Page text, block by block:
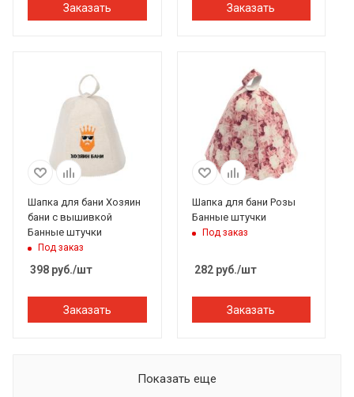
Заказать Заказать
Шапка для бани Хозяин
бани с вышивкой
Банные штучки
Под заказ
398 руб./шт
Заказать
Шапка для бани Розы
Банные штучки
Под заказ
282руб./шт
Заказать
Показать еще